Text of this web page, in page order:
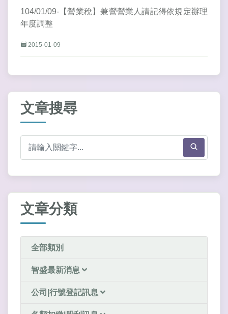
104/01/09-【營業稅】兼營營業人請記得依規定辦理
年度調整
2015-01-09
文章搜尋
文章分類
全部類別
智盛最新消息
公司|行號登記訊息